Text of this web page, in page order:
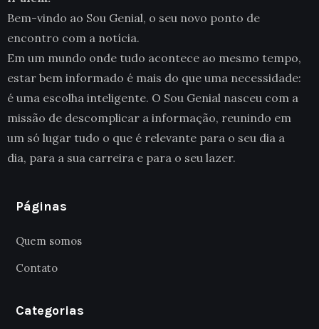
Bem-vindo ao Sou Genial, o seu novo ponto de
encontro com a notícia.
Em um mundo onde tudo acontece ao mesmo tempo,
estar bem informado é mais do que uma necessidade:
é uma escolha inteligente. O Sou Genial nasceu com a
missão de descomplicar a informação, reunindo em
um só lugar tudo o que é relevante para o seu dia a
dia, para a sua carreira e para o seu lazer.
Páginas
Quem somos
Contato
Categorias